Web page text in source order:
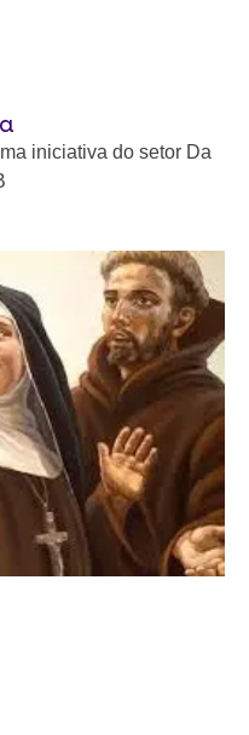
iniciativa do setor Da